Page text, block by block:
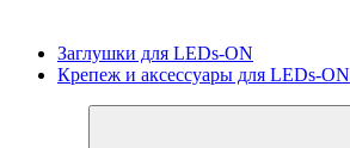
Заглушки для LEDs-ON
Крепеж и аксессуары для LEDs-ON